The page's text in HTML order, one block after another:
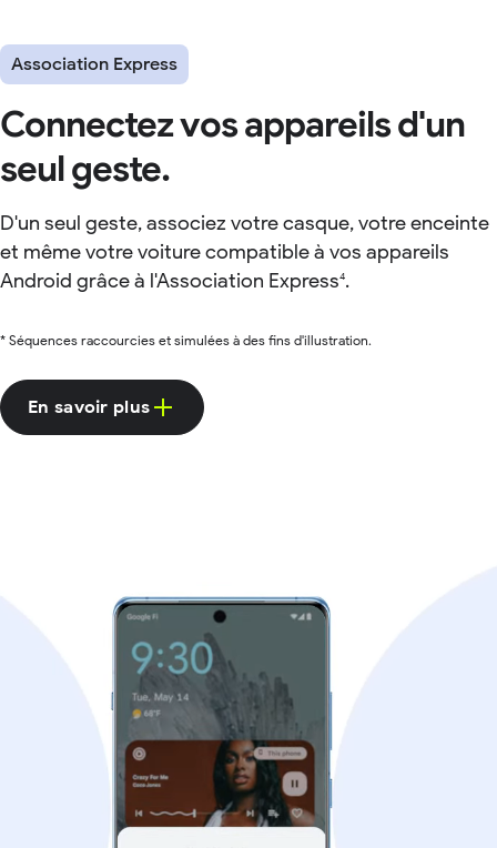
Association Express
Connectez vos appareils d'un
seul geste.
D'un seul geste, associez votre casque, votre enceinte
et même votre voiture compatible à vos appareils
Android grâce à l'Association Express4.
* Séquences raccourcies et simulées à des fins d'illustration.
En savoir plus